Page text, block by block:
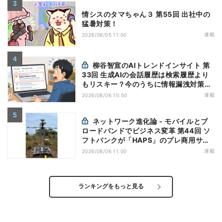
情シスのタマちゃん３ 第55回 出社中の
猛暑対策！
2026/08/05 11:00 連載
33回 生成AIの会話履歴は検索履歴より
もリスキー？今のうちに情報漏洩対策を
万全にしておこう
2026/08/06 15:50 連載
ロードバンドでビジネス変革 第44回 ソ
フトバンクが「HAPS」のプレ商用サー
ビス開始を表明、本格的な商用展開のめ
2026/08/06 11:00 連載
ランキングをもっと見る